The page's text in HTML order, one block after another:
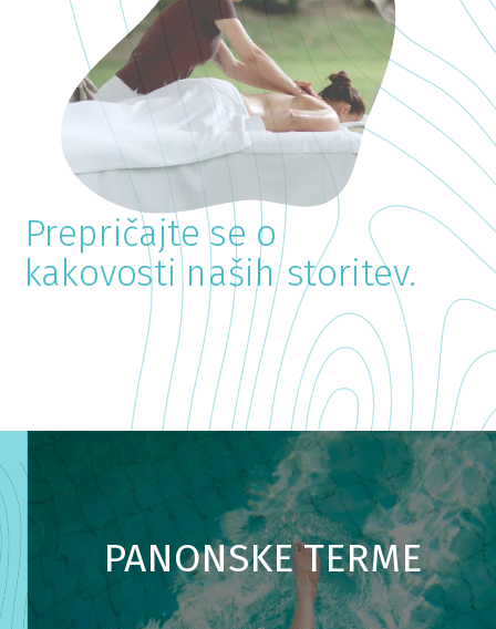
slovenski Obali, ob
Blejskem jezeru ali v
panonskih termah.
Prepričajte se o
kakovosti naših storitev.
Prepustite se našemu
gostoljubnemu osebju.
PANONSKE TERME